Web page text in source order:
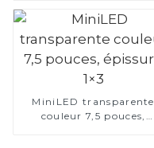
MiniLED transparente
couleur 7,5 pouces,